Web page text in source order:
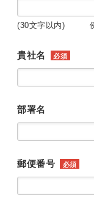
(30文字以内) 例
貴社名 必須
部署名
郵便番号 必須